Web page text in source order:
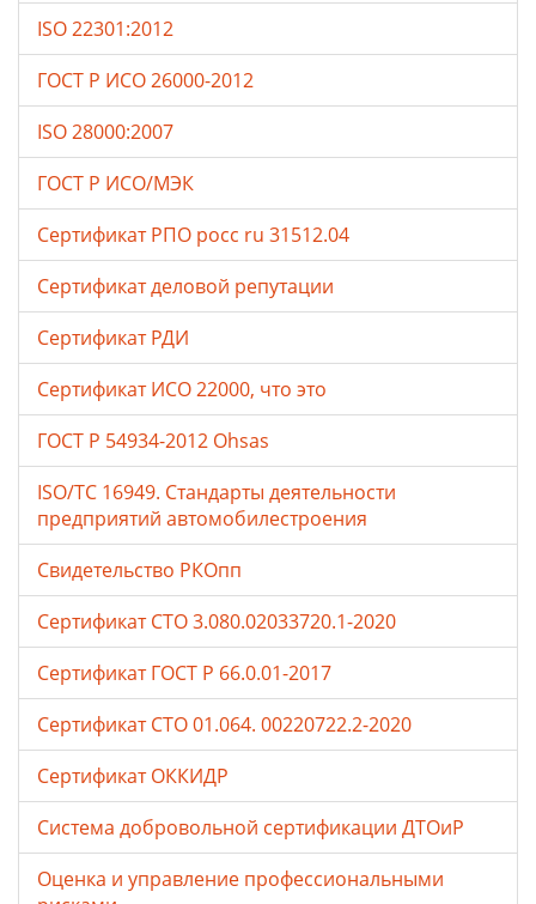
ISO 22301:2012
ГОСТ Р ИСО 26000-2012
ISO 28000:2007
ГОСТ Р ИСО/МЭК
Сертификат РПО росс ru 31512.04
Сертификат деловой репутации
Сертификат РДИ
Сертификат ИСО 22000, что это
ГОСТ Р 54934-2012 Ohsas
ISO/TC 16949. Стандарты деятельности
предприятий автомобилестроения
Свидетельство РКОпп
Сертификат СТО 3.080.02033720.1-2020
Сертификат ГОСТ Р 66.0.01-2017
Сертификат СТО 01.064. 00220722.2-2020
Сертификат ОККИДР
Система добровольной сертификации ДТОиР
Оценка и управление профессиональными